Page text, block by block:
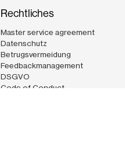
Rechtliches
Master service agreement
Datenschutz
Betrugsvermeidung
Feedbackmanagement
DSGVO
Code of Conduct